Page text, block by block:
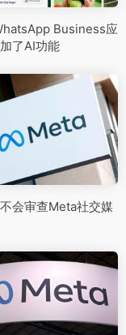
Business应
了AI功能
会审查Meta社交媒